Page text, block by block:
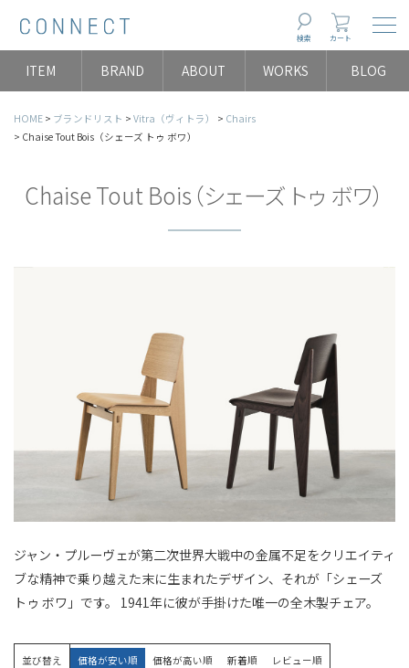
検索 カート
ITEM BRAND ABOUT WORKS BLOG
HOME ブランドリスト Vitra（ヴィトラ）
Chairs
Chaise Tout Bois（シェーズ トゥ ボワ）
Chaise Tout Bois（シェーズ トゥ ボワ）
ジャン・プルーヴェが第二次世界大戦中の金属不足をクリエイティ
ブな精神で乗り越えた末に生まれたデザイン、それが「シェーズ
トゥ ボワ」です。 1941年に彼が手掛けた唯一の全木製チェア。
並び替え 価格が安い順 価格が高い順 新着順 レビュー順